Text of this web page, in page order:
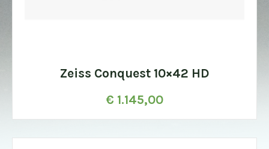
Zeiss Conquest 10×42 HD
€ 1.145,00